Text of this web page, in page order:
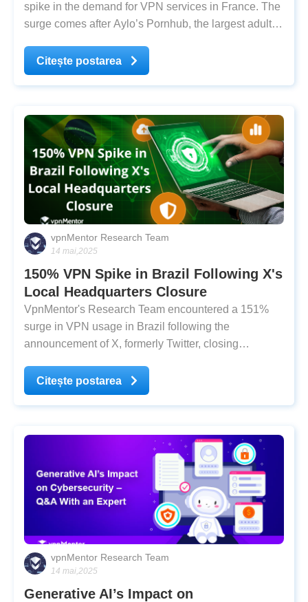
spike in the demand for VPN services in France. The
surge comes after Aylo’s Pornhub, the largest adult
allowed access to its site from within the country and
subsequently geo-blocked French IP
Citește postarea
vpnMentor Research Team
14 mai,2025
150% VPN Spike in Brazil Following X's
Local Headquarters Closure
VpnMentor's Research Team encountered a 151%
surge in VPN usage in Brazil following the
announcement of X, formerly Twitter, closing
public on Saturday, citing alleged threats made by
judge Alexandre de Moraes against members of X’s
Citește postarea
vpnMentor Research Team
14 mai,2025
Generative AI’s Impact on